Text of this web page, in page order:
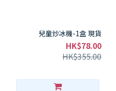
兒童炒冰機-1盒 現貨
HK$78.00
HK$355.00